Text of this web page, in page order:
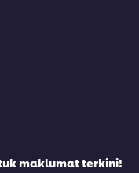
maklumat terkini!